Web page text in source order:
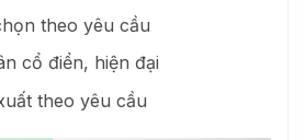
theo yêu cầu
cổ điển, hiện đại
theo yêu cầu